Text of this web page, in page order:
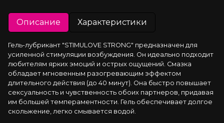
Описание Характеристики
Гель-лубрикант "STIMULOVE STRONG" предназначен для
усиленной стимуляции возбуждения. Он идеально подходит
любителям ярких эмоций и острых ощущений. Смазка
обладает мгновенным разогревающим эффектом
длительного действия (до 40 минут). Она быстро повышает
сексуальность и чувственность обоих партнеров, придавая
им большей темпераментности. Гель обеспечивает долгое
скольжение, легко смывается водой.